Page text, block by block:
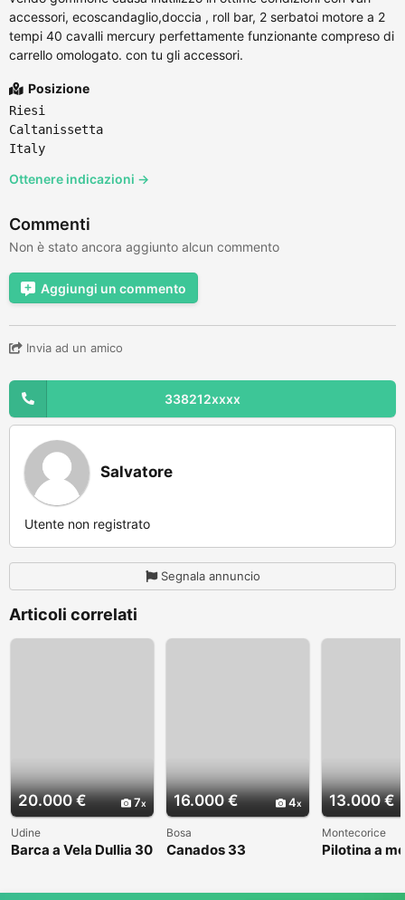
accessori, ecoscandaglio,doccia , roll bar, 2 serbatoi motore a 2
tempi 40 cavalli mercury perfettamente funzionante compreso di
carrello omologato. con tu gli accessori.
Posizione
Riesi
Caltanissetta
Italy
Ottenere indicazioni →
Commenti
Non è stato ancora aggiunto alcun commento
Aggiungi un commento
Invia ad un amico
338212xxxx
Salvatore
Utente non registrato
Segnala annuncio
Articoli correlati
20.000 € 7
Udine
Barca a Vela Dullia 30
16.000 € 4
Bosa
Canados 33
13.000 €
Montecorice
Pilotina a